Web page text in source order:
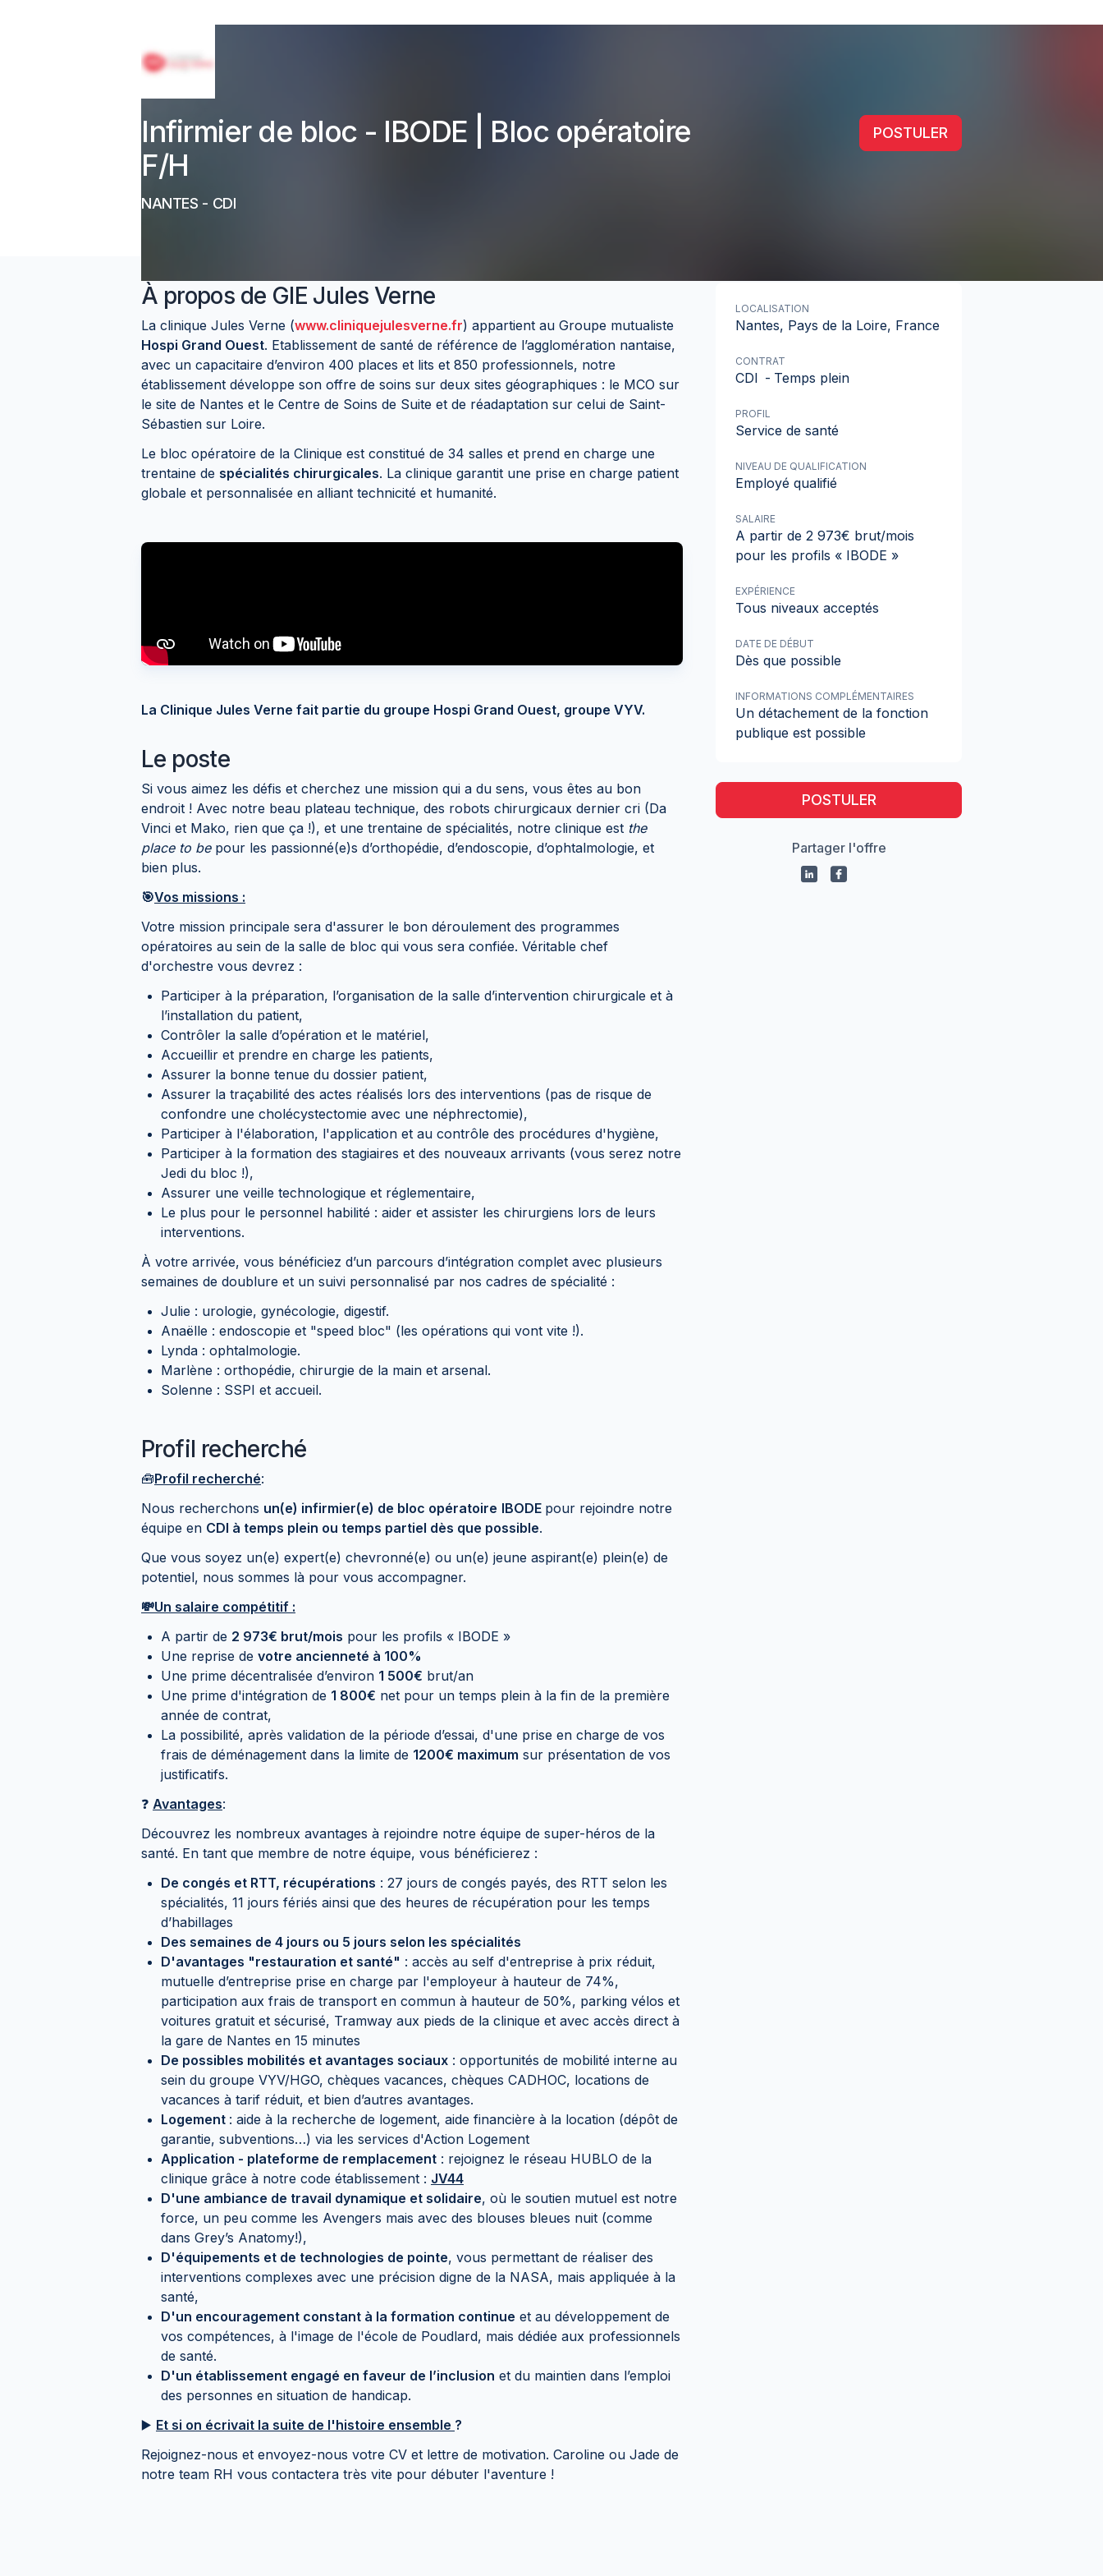
Infirmier de bloc - IBODE | Bloc opératoire
F/H
NANTES - CDI
POSTULER
À propos de GIE Jules Verne
La clinique Jules Verne (www.cliniquejulesverne.fr) appartient au Groupe mutualiste
Hospi Grand Ouest. Etablissement de santé de référence de l’agglomération nantaise,
avec un capacitaire d’environ 400 places et lits et 850 professionnels, notre
établissement développe son offre de soins sur deux sites géographiques : le MCO sur
le site de Nantes et le Centre de Soins de Suite et de réadaptation sur celui de Saint-
Sébastien sur Loire.
Le bloc opératoire de la Clinique est constitué de 34 salles et prend en charge une
trentaine de spécialités chirurgicales. La clinique garantit une prise en charge patient
globale et personnalisée en alliant technicité et humanité.
La Clinique Jules Verne fait partie du groupe Hospi Grand Ouest, groupe VYV.
Le poste
Si vous aimez les défis et cherchez une mission qui a du sens, vous êtes au bon
endroit ! Avec notre beau plateau technique, des robots chirurgicaux dernier cri (Da
Vinci et Mako, rien que ça !), et une trentaine de spécialités, notre clinique est the
place to bepour les passionné(e)s d’orthopédie, d’endoscopie, d’ophtalmologie, et
bien plus.
🎯Vos missions :
Votre mission principale sera d'assurer le bon déroulement des programmes
opératoires au sein de la salle de bloc qui vous sera confiée. Véritable chef
d'orchestre vous devrez :
Participer à la préparation, l’organisation de la salle d’intervention chirurgicale et à
l’installation du patient,
Contrôler la salle d’opération et le matériel,
Accueillir et prendre en charge les patients,
Assurer la bonne tenue du dossier patient,
Assurer la traçabilité des actes réalisés lors des interventions (pas de risque de
confondre une cholécystectomie avec une néphrectomie),
Participer à l'élaboration, l'application et au contrôle des procédures d'hygiène,
Participer à la formation des stagiaires et des nouveaux arrivants (vous serez notre
Jedi du bloc !),
Assurer une veille technologique et réglementaire,
Le plus pour le personnel habilité : aider et assister les chirurgiens lors de leurs
interventions.
À votre arrivée, vous bénéficiez d’un parcours d’intégration complet avec plusieurs
semaines de doublure et un suivi personnalisé par nos cadres de spécialité :
Julie : urologie, gynécologie, digestif.
Anaëlle : endoscopie et "speed bloc" (les opérations qui vont vite !).
Lynda : ophtalmologie.
Marlène : orthopédie, chirurgie de la main et arsenal.
Solenne : SSPI et accueil.
Profil recherché
🧰Profil recherché:
Nous recherchons un(e) infirmier(e) de bloc opératoire IBODE pour rejoindre notre
équipe en CDI à temps plein ou temps partiel dès que possible.
Que vous soyez un(e) expert(e) chevronné(e) ou un(e) jeune aspirant(e) plein(e) de
potentiel, nous sommes là pour vous accompagner.
💸Un salaire compétitif :
A partir de 2 973€ brut/mois pour les profils « IBODE »
Une reprise de votre ancienneté à 100%
Une prime décentralisée d’environ 1 500€ brut/an
Une prime d'intégration de 1 800€ net pour un temps plein à la fin de la première
année de contrat,
La possibilité, après validation de la période d’essai, d'une prise en charge de vos
frais de déménagement dans la limite de 1200€ maximum sur présentation de vos
justificatifs.
❓ Avantages:
Découvrez les nombreux avantages à rejoindre notre équipe de super-héros de la
santé. En tant que membre de notre équipe, vous bénéficierez :
De congés et RTT, récupérations : 27 jours de congés payés, des RTT selon les
spécialités, 11 jours fériés ainsi que des heures de récupération pour les temps
d’habillages
Des semaines de 4 jours ou 5 jours selon les spécialités
D'avantages "restauration et santé" : accès au self d'entreprise à prix réduit,
mutuelle d’entreprise prise en charge par l'employeur à hauteur de 74%,
participation aux frais de transport en commun à hauteur de 50%, parking vélos et
voitures gratuit et sécurisé, Tramway aux pieds de la clinique et avec accès direct à
la gare de Nantes en 15 minutes
De possibles mobilités et avantages sociaux : opportunités de mobilité interne au
sein du groupe VYV/HGO, chèques vacances, chèques CADHOC, locations de
vacances à tarif réduit, et bien d’autres avantages.
Logement : aide à la recherche de logement, aide financière à la location (dépôt de
garantie, subventions…) via les services d'Action Logement
Application - plateforme de remplacement : rejoignez le réseau HUBLO de la
clinique grâce à notre code établissement : JV44
D'une ambiance de travail dynamique et solidaire, où le soutien mutuel est notre
force, un peu comme les Avengers mais avec des blouses bleues nuit (comme
dans Grey’s Anatomy!),
D'équipements et de technologies de pointe, vous permettant de réaliser des
interventions complexes avec une précision digne de la NASA, mais appliquée à la
santé,
D'un encouragement constant à la formation continue et au développement de
vos compétences, à l'image de l'école de Poudlard, mais dédiée aux professionnels
de santé.
D'un établissement engagé en faveur de l’inclusion et du maintien dans l’emploi
des personnes en situation de handicap.
▶️ Et si on écrivait la suite de l'histoire ensemble ?
Rejoignez-nous et envoyez-nous votre CV et lettre de motivation. Caroline ou Jade de
notre team RH vous contactera très vite pour débuter l'aventure !
LOCALISATION
Nantes, Pays de la Loire, France
CONTRAT
CDI - Temps plein
PROFIL
Service de santé
NIVEAU DE QUALIFICATION
Employé qualifié
SALAIRE
A partir de 2 973€ brut/mois
pour les profils « IBODE »
EXPÉRIENCE
Tous niveaux acceptés
DATE DE DÉBUT
Dès que possible
INFORMATIONS COMPLÉMENTAIRES
Un détachement de la fonction
publique est possible
POSTULER
Partager l'offre